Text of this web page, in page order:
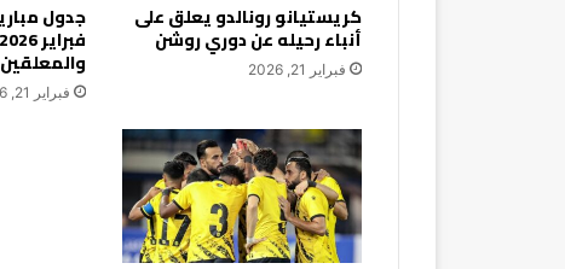
كريستيانو رونالدو يعلق على
أنباء رحيله عن دوري روشن
فبراير 21, 2026 والمعلقين
فبراير 21, 2026